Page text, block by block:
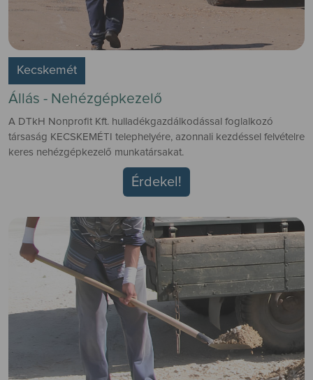
Kecskemét
Állás - Nehézgépkezelő
A DTkH Nonprofit Kft. hulladékgazdálkodással foglalkozó
társaság KECSKEMÉTI telephelyére, azonnali kezdéssel felvételre
keres nehézgépkezelő munkatársakat.
Érdekel!